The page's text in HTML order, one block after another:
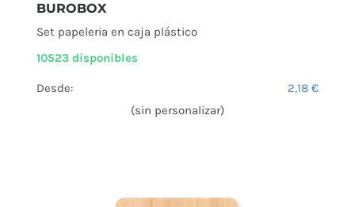
BUROBOX
Set papeleria en caja plástico
10523 disponibles
Desde: 2,18 €
(sin personalizar)